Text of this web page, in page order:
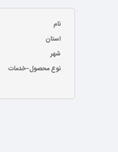
نام
استان
شهر
نوع محصول-خدمات